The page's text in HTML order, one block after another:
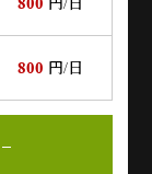
800 円/日